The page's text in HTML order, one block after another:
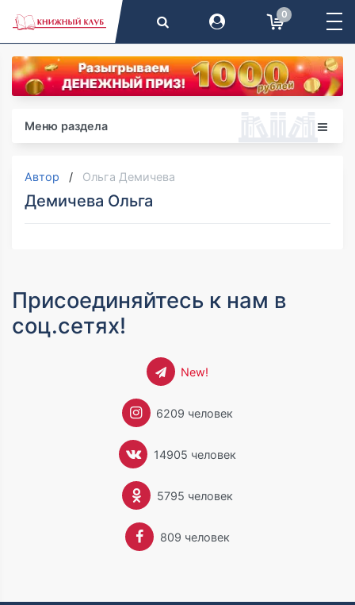
0
Меню раздела
Автор Ольга Демичева
Демичева Ольга
Присоединяйтесь к нам в
соц.сетях!
New!
6209 человек
14905 человек
5795 человек
809 человек